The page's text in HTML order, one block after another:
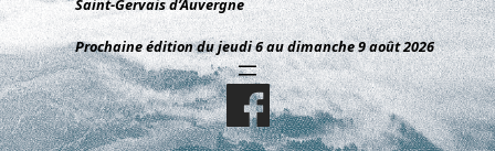
Saint-Gervais d’Auvergne
Prochaine édition du jeudi 6 au dimanche 9 août 2026